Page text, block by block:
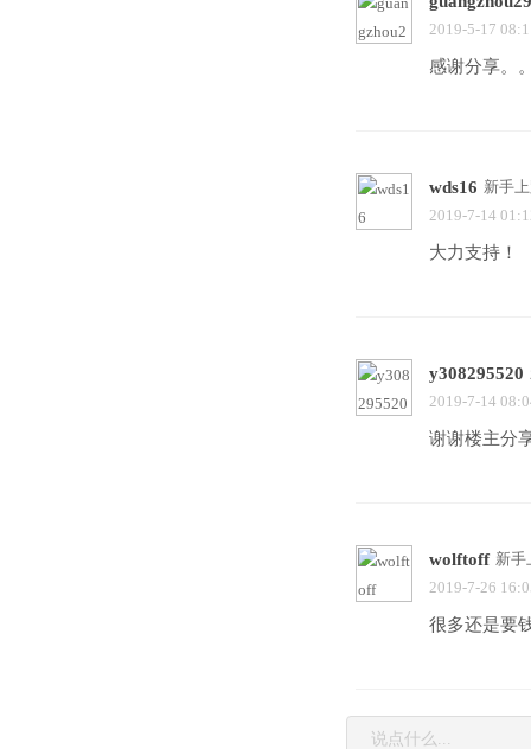
2019-5-17
感谢分享。
wds16 新手
2019-7-14
大力支持！
y308295520
2019-7-14
谢谢楼主分
wolftoff 新手
2019-7-26
很多还是要